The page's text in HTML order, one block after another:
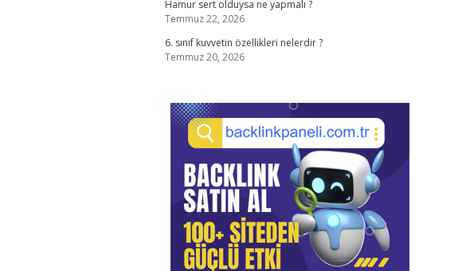
Hamur sert olduysa ne yapmalı ?
Temmuz 22, 2026
6. sınıf kuvvetin özellikleri nelerdir ?
Temmuz 20, 2026